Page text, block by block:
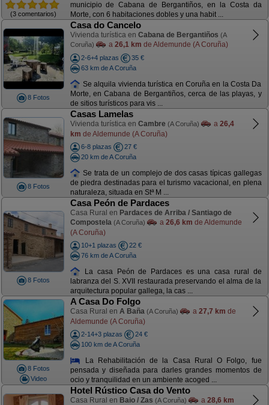
(3 comentarios)
municipio de Cabana de Bergantiños, en la Costa da
Morte, con 6 habitaciones dobles y una habit ...
8 Fotos
Casa do Cancelo
Vivienda turística en Cabana de Bergantiños (A
Coruña)
a 26,1 km de Aldemunde (A Coruña)
2-6+4 plazas
35 €
63 km de A Coruña
Se alquila vivienda turística en Coruña en la Costa Da
Morte, en Cabana de Bergantiños, cerca de las playas, y
de sitios turísticos para vis ...
8 Fotos
Casas Lamelas
Vivienda turística en Cambre (A Coruña) a 26,4
km de Aldemunde (A Coruña)
6-8 plazas
27 €
20 km de A Coruña
Se trata de un complejo de dos casas típicas gallegas
de piedra destinadas para el turismo vacacional, en plena
naturaleza, situada en Stª M ...
8 Fotos
Casa Peón de Pardaces
Casa Rural en Pardaces de Arriba / Santiago de
Compostela (A Coruña) a 26,6 km de Aldemunde
(A Coruña)
10+1 plazas
22 €
76 km de A Coruña
La casa Peón de Pardaces es una casa rural de
labranza del S. XVII restaurada preservando el alma de la
arquitectura popular gallega, la cas ...
8 Fotos
Video
A Casa Do Folgo
Casa Rural en A Baña (A Coruña) a 27,7 km de
Aldemunde (A Coruña)
2-14+3 plazas
24 €
100 km de A Coruña
La Rehabilitación de la Casa Rural O Folgo, fue
pensada y diseñada para darles grandes momentos de
ocio y tranquilidad en un ambiente acoged ...
Hotel Rústico Casa do Vento
Casa Rural en Baio / Zas (A Coruña) a 28,6 km